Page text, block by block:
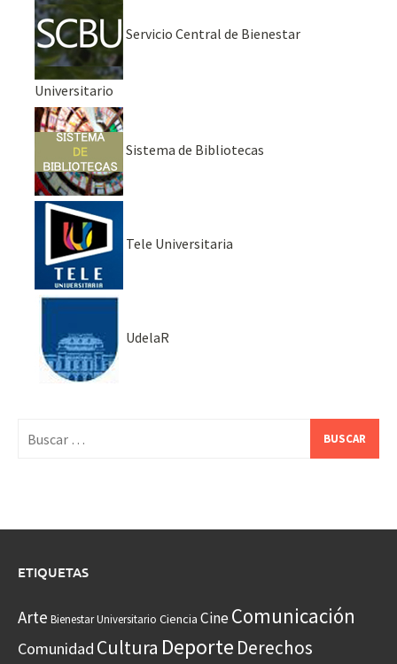
Servicio Central de Bienestar
Universitario
Sistema de Bibliotecas
Tele Universitaria
UdelaR
ETIQUETAS
Arte Bienestar Universitario Ciencia CineComunicación
Comunidad Cultura Deporte Derechos